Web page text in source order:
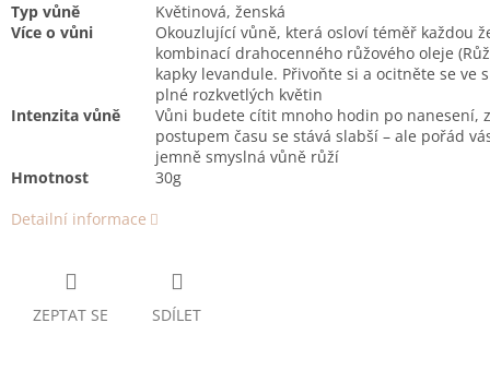
Typ vůně
Květinová, ženská
Více o vůni
Okouzlující vůně, která osloví téměř každou
kombinací drahocenného růžového oleje
kapky levandule. Přivoňte si a ocitněte se ve
plné rozkvetlých květin
Intenzita vůně
Vůni budete cítit mnoho hodin po nanesení,
postupem času se stává slabší – ale pořád
jemně smyslná vůně růží
Hmotnost
30g
Detailní informace
ZEPTAT SE SDÍLET